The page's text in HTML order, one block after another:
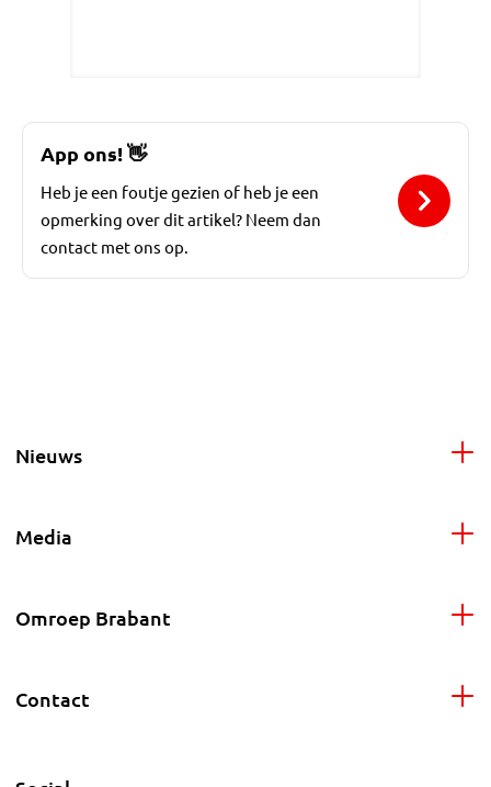
App ons!👋
Heb je een foutje gezien of heb je een
opmerking over dit artikel? Neem dan
contact met ons op.
Nieuws
Media
Omroep Brabant
Contact